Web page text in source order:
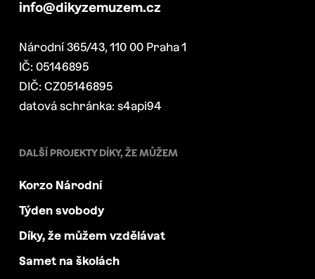
info@dikyzemuzem.cz
Národní 365/43, 110 00 Praha 1
IČ: 05146895
DIČ: CZ05146895
datová schránka: s4api94
DALŠÍ PROJEKTY DÍKY, ŽE MŮŽEM
Korzo Národní
Týden svobody
Díky, že můžem vzdělávat
Samet na školách